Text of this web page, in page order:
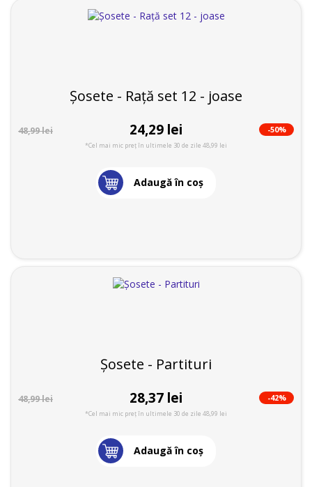
Șosete - Rață set 12 - joase
48,99 lei 24,29 lei -50%
*Cel mai mic preț în ultimele 30 de zile 48,99 lei
Adaugă în coş
Șosete - Partituri
48,99 lei 28,37 lei -42%
*Cel mai mic preț în ultimele 30 de zile 48,99 lei
Adaugă în coş